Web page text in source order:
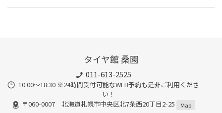
タイヤ館 桑園
011-613-2525
10:00～18:30 ※24時間受付可能なWEB予約も是非ご利用くださ
い！
〒060-0007 北海道札幌市中央区北7条西20丁目2-25
Map